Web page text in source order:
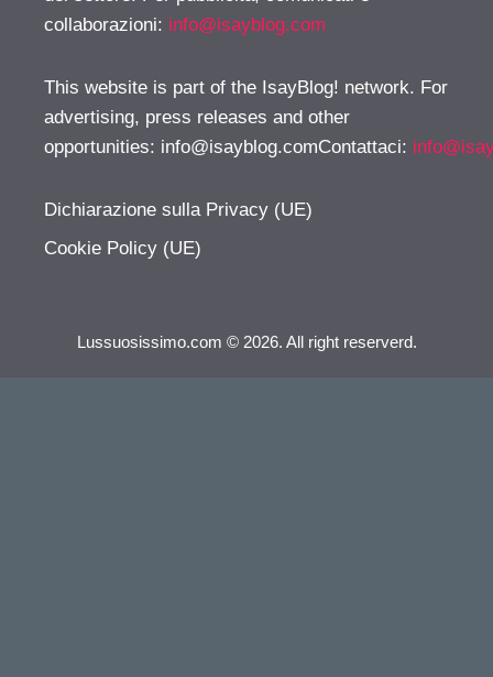
collaborazioni: info@isayblog.com
This website is part of the IsayBlog! network. For
advertising, press releases and other
opportunities: info@isayblog.comContattaci:
Dichiarazione sulla Privacy (UE)
Cookie Policy (UE)
Lussuosissimo.com © 2026. All right reserverd.